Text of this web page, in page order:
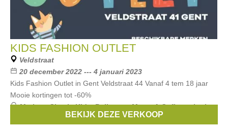
KIDS FASHION OUTLET
Veldstraat
20 december 2022 --- 4 januari 2023
Kids Fashion Outlet in Gent Veldstraat 44 Vanaf 4 tem 18 jaar
Mooie kortingen tot -60%
Merken:Simple Kids,Bellerose,Maan,A.O,finger in the
BEKIJK DEZE VERKOOP